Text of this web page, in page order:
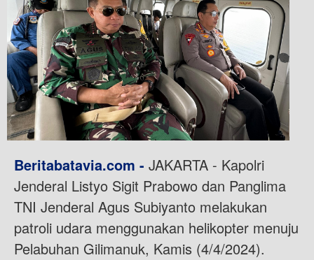
Beritabatavia.com - JAKARTA - Kapolri
Jenderal Listyo Sigit Prabowo dan Panglima
TNI Jenderal Agus Subiyanto melakukan
patroli udara menggunakan helikopter menuju
Pelabuhan Gilimanuk, Kamis (4/4/2024).